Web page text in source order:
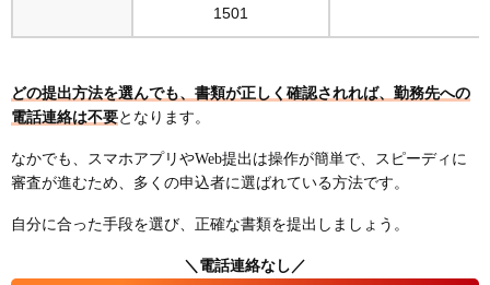
1501
どの提出方法を選んでも、書類が正しく確認されれば、勤務先への
電話連絡は不要となります。
なかでも、スマホアプリやWeb提出は操作が簡単で、スピーディに
審査が進むため、多くの申込者に選ばれている方法です。
自分に合った手段を選び、正確な書類を提出しましょう。
＼電話連絡なし／